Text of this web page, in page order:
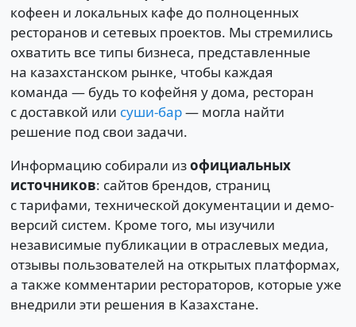
кофеен и локальных кафе до полноценных
ресторанов и сетевых проектов. Мы стремились
охватить все типы бизнеса, представленные
на казахстанском рынке, чтобы каждая
команда — будь то кофейня у дома, ресторан
с доставкой или суши-бар— могла найти
решение под свои задачи.
Информацию собирали изофициальных
источников: сайтов брендов, страниц
с тарифами, технической документации и демо-
версий систем. Кроме того, мы изучили
независимые публикации в отраслевых медиа,
отзывы пользователей на открытых платформах,
а также комментарии рестораторов, которые уже
внедрили эти решения в Казахстане.